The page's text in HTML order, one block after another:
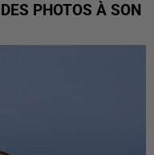
PHOTOS À SON